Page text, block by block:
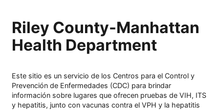
Riley County-Manhattan
Health Department
Este sitio es un servicio de los Centros para el Control y
Prevención de Enfermedades (CDC) para brindar
información sobre lugares que ofrecen pruebas de VIH, ITS
y hepatitis, junto con vacunas contra el VPH y la hepatitis